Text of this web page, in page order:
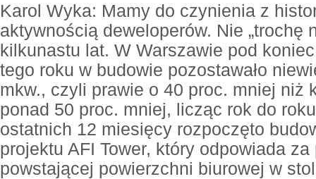
Karol Wyka: Mamy do czynienia z
aktywnością deweloperów. Nie „trochę
kilkunastu lat. W Warszawie pod
tego roku w budowie pozostawało
mkw., czyli prawie o 40 proc. mniej niż
ponad 50 proc. mniej, licząc rok do
ostatnich 12 miesięcy rozpoczęto
projektu AFI Tower, który odpowiada
powstającej powierzchni biurowej w